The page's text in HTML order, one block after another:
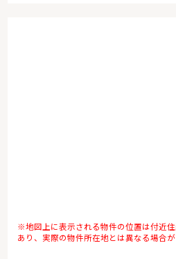
※地図上に表示される物件の位置は付近
あり、実際の物件所在地とは異なる場合が